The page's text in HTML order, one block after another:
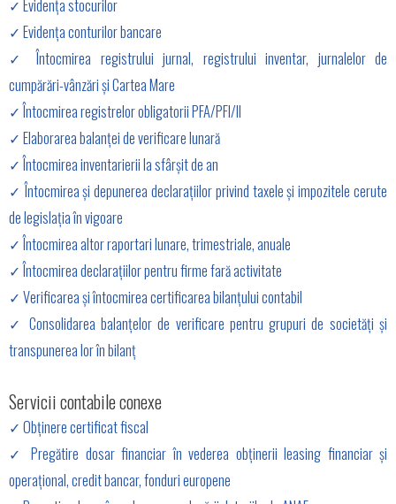
✓ Evidența stocurilor
✓ Evidența conturilor bancare
✓ Întocmirea registrului jurnal, registrului inventar, jurnalelor de
cumpărări-vânzări și Cartea Mare
✓ Întocmirea registrelor obligatorii PFA/PFI/II
✓ Elaborarea balanței de verificare lunară
✓ Întocmirea inventarierii la sfârșit de an
✓ Întocmirea și depunerea declarațiilor privind taxele și impozitele cerute
de legislația în vigoare
✓ Întocmirea altor raportari lunare, trimestriale, anuale
✓ Întocmirea declarațiilor pentru firme fară activitate
✓ Verificarea și întocmirea certificarea bilanțului contabil
✓ Consolidarea balanțelor de verificare pentru grupuri de societăți și
transpunerea lor în bilanț
Servicii contabile conexe
✓ Obținere certificat fiscal
✓ Pregătire dosar financiar în vederea obținerii leasing financiar și
operațional, credit bancar, fonduri europene